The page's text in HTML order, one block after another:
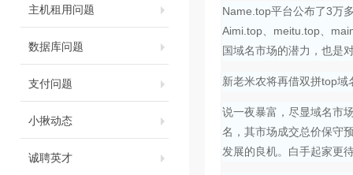
主机租用问题
数据库问题
支付问题
小揪动态
诚聘英才
Name.top平台公布了3万
Aimi.top、meitu.top、
国域名市场的潜力，也是
新老米农将再借双拼top域
说一夜暴富，尽显域名市
名，其市场成交总价保守
发展的良机。白手起家更